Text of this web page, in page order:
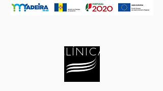
CLÍNICA